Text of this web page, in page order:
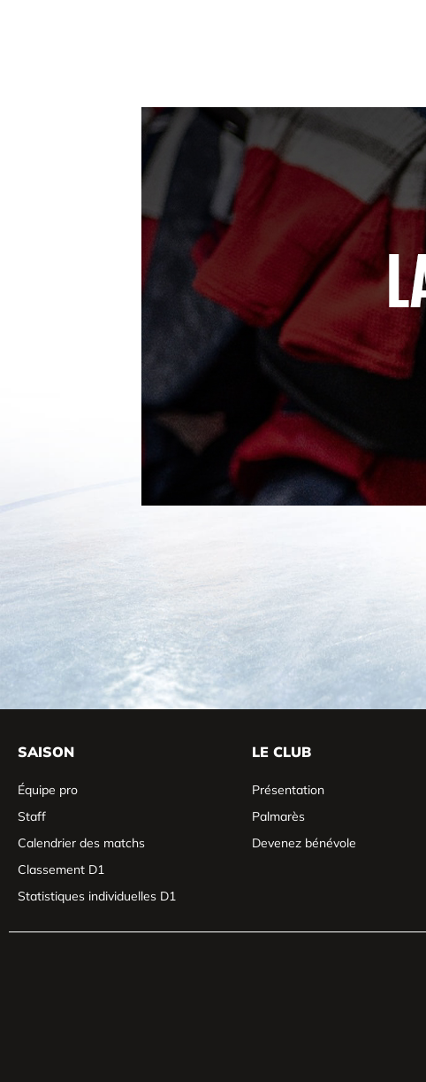
SAISON
Équipe pro
Staff
Calendrier des matchs
Classement D1
Statistiques individuelles D1
LE CLUB
Présentation
Palmarès
Devenez bénévole